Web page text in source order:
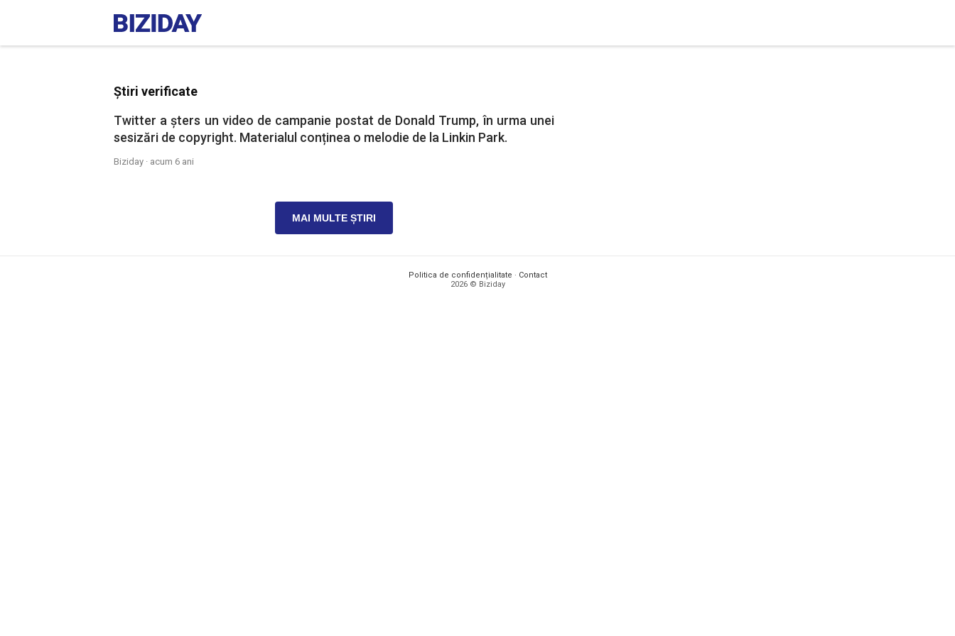
Știri verificate
Twitter a șters un video de campanie postat de Donald Trump, în urma unei
sesizări de copyright. Materialul conținea o melodie de la Linkin Park.
Biziday · acum 6 ani
MAI MULTE ȘTIRI
Politica de confidențialitate · Contact
2026 © Biziday